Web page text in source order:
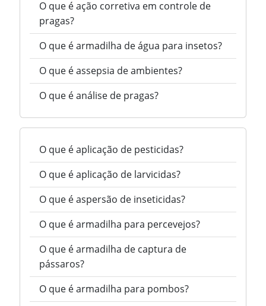
O que é ação corretiva em controle de
pragas?
O que é armadilha de água para insetos?
O que é assepsia de ambientes?
O que é análise de pragas?
O que é aplicação de pesticidas?
O que é aplicação de larvicidas?
O que é aspersão de inseticidas?
O que é armadilha para percevejos?
O que é armadilha de captura de
pássaros?
O que é armadilha para pombos?